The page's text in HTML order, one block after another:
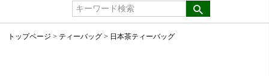
トップページ ティーバッグ 日本茶ティーバッグ